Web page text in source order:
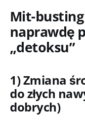
Mit-
naprawdę
„detoksu”
1) Zmiana
do złych
dobrych)